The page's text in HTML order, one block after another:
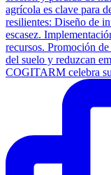
COGITARM celebra